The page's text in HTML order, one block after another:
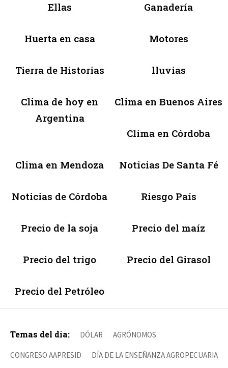
Ellas Ganadería
Huerta en casa Motores
Tierra de Historias lluvias
Clima de hoy en
Argentina
Clima en Buenos Aires
Clima en Córdoba
Clima en Mendoza Noticias De Santa Fé
Noticias de Córdoba Riesgo País
Precio de la soja Precio del maíz
Precio del trigo Precio del Girasol
Precio del Petróleo
Temas del día: DÓLAR AGRÓNOMOS
CONGRESO AAPRESID DÍA DE LA ENSEÑANZA AGROPECUARIA